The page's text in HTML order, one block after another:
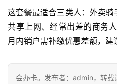
多
页
面
这套餐最适合三类人：外卖
共享上网、经常出差的商务
月内销户需补缴优惠差额，建
会办卡。发布者：admin，转载